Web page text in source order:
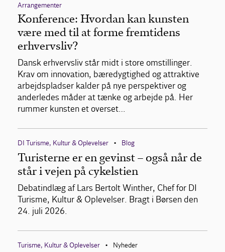
Arrangementer
Konference: Hvordan kan kunsten
være med til at forme fremtidens
erhvervsliv?
Dansk erhvervsliv står midt i store omstillinger.
Krav om innovation, bæredygtighed og attraktive
arbejdspladser kalder på nye perspektiver og
anderledes måder at tænke og arbejde på. Her
rummer kunsten et overset…
DI Turisme, Kultur & Oplevelser • Blog
Turisterne er en gevinst – også når de
står i vejen på cykelstien
Debatindlæg af Lars Bertolt Winther, Chef for DI
Turisme, Kultur & Oplevelser. Bragt i Børsen den
24. juli 2026.
Turisme, Kultur & Oplevelser • Nyheder